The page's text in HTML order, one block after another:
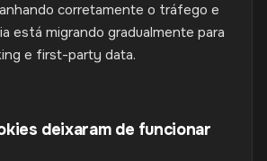
corretamente o tráfego e
está migrando gradualmente para
e first-party data.
deixaram de funcionar